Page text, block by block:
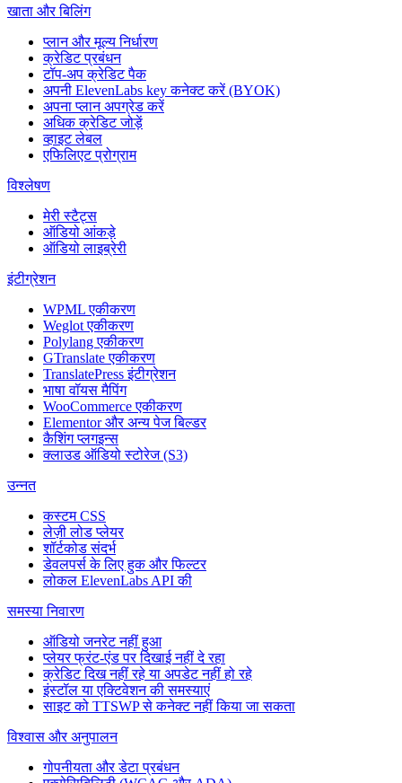
खाता और बिलिंग
प्लान और मूल्य निर्धारण
क्रेडिट प्रबंधन
टॉप-अप क्रेडिट पैक
अपनी ElevenLabs key कनेक्ट करें (BYOK)
अपना प्लान अपग्रेड करें
अधिक क्रेडिट जोड़ें
व्हाइट लेबल
एफिलिएट प्रोग्राम
विश्लेषण
मेरी स्टैट्स
ऑडियो आंकड़े
ऑडियो लाइब्रेरी
इंटीग्रेशन
WPML एकीकरण
Weglot एकीकरण
Polylang एकीकरण
GTranslate एकीकरण
TranslatePress इंटीग्रेशन
भाषा वॉयस मैपिंग
WooCommerce एकीकरण
Elementor और अन्य पेज बिल्डर
कैशिंग प्लगइन्स
क्लाउड ऑडियो स्टोरेज (S3)
उन्नत
कस्टम CSS
लेज़ी लोड प्लेयर
शॉर्टकोड संदर्भ
डेवलपर्स के लिए हुक और फिल्टर
लोकल ElevenLabs API की
समस्या निवारण
ऑडियो जनरेट नहीं हुआ
प्लेयर फ्रंट-एंड पर दिखाई नहीं दे रहा
क्रेडिट दिख नहीं रहे या अपडेट नहीं हो रहे
इंस्टॉल या एक्टिवेशन की समस्याएं
साइट को TTSWP से कनेक्ट नहीं किया जा सकता
विश्वास और अनुपालन
गोपनीयता और डेटा प्रबंधन